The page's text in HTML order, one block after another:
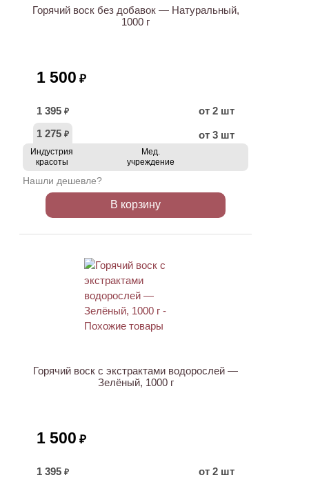
Горячий воск без добавок — Натуральный,
1000 г
1 500 ₽
1 395 ₽
от 2 шт
1 275 ₽ от 3 шт
Индустрия
красоты
Мед.
учреждение
Нашли дешевле?
В корзину
Горячий воск с экстрактами водорослей —
Зелёный, 1000 г
1 500 ₽
1 395 ₽
от 2 шт